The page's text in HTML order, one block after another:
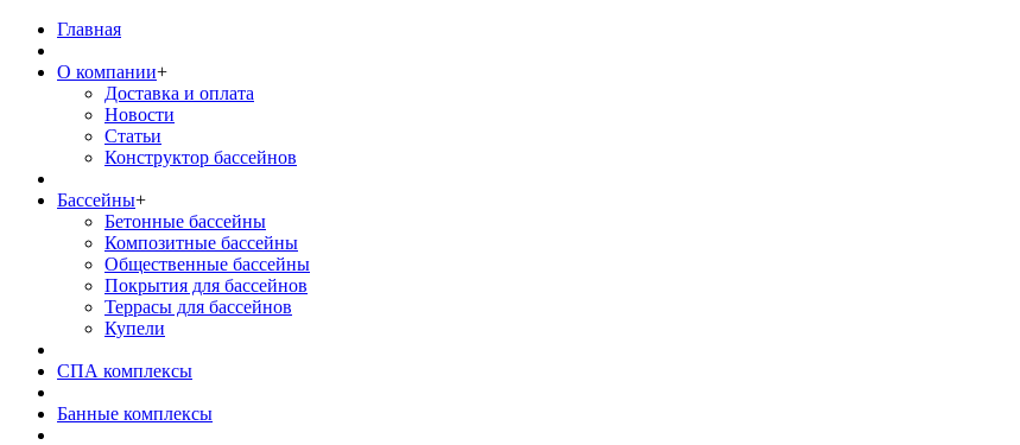
Главная
О компании+
Доставка и оплата
Новости
Статьи
Конструктор бассейнов
Бассейны+
Бетонные бассейны
Композитные бассейны
Общественные бассейны
Покрытия для бассейнов
Террасы для бассейнов
Купели
СПА комплексы
Банные комплексы